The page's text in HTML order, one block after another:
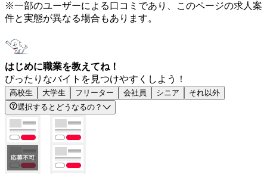
※一部のユーザーによる口コミであり、このページの求人案
件と実態が異なる場合もあります。
はじめに職業を教えてね！
ぴったりなバイトを見つけやすくしよう！
高校生 大学生 フリーター 会社員 シニア
それ以外
選択するとどうなるの？